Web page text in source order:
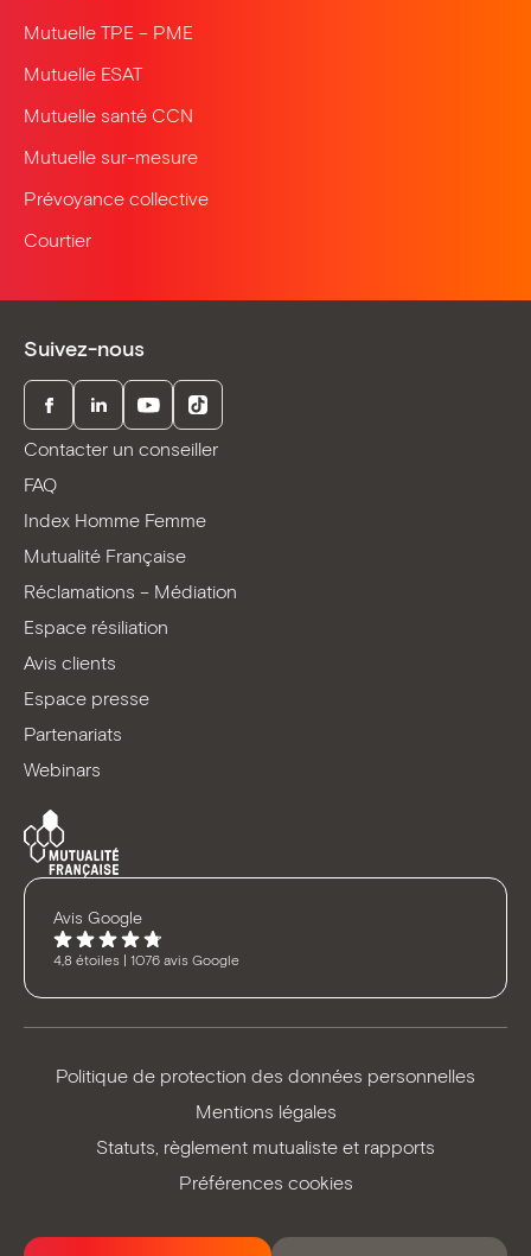
Mutuelle TPE – PME
Mutuelle ESAT
Mutuelle santé CCN
Mutuelle sur-mesure
Prévoyance collective
Courtier
Suivez-nous
FacebookLinkedInYoutubeTikTok
Contacter un conseiller
FAQ
Index Homme Femme
Mutualité Française
Réclamations – Médiation
Espace résiliation
Avis clients
Espace presse
Partenariats
Webinars
Avis Google
4,8 étoiles | 1076 avis Google
Politique de protection des données personnelles
Mentions légales
Statuts, règlement mutualiste et rapports
Préférences cookies